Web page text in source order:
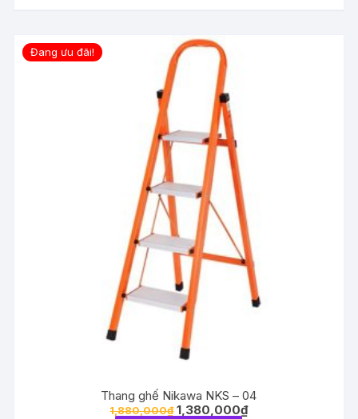
Đang ưu đãi!
Thang ghế Nikawa NKS – 04
1,880,000₫ 1,380,000₫